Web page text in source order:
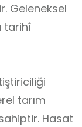
Geleneksel
tarihî
tarım
Hasat